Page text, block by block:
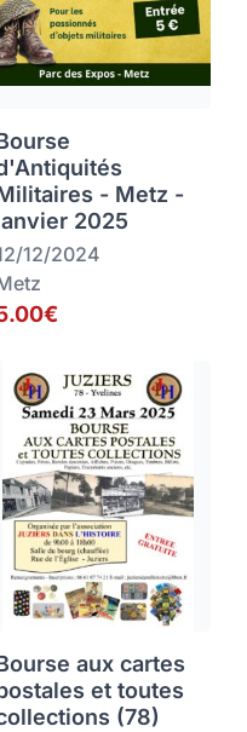
- Metz -
2025
12/2024
aux cartes
et toutes
(78)